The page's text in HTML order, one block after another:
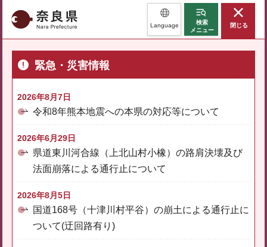
奈良県 Language
検索
メニュー
閉じる
緊急・災害情報
2026年8月7日
令和8年熊本地震への本県の対応等について
2026年6月29日
県道東川河合線（上北山村小橡）の路肩決壊及び
法面崩落による通行止について
2026年8月5日
国道168号（十津川村平谷）の崩土による通行止に
ついて(迂回路有り)